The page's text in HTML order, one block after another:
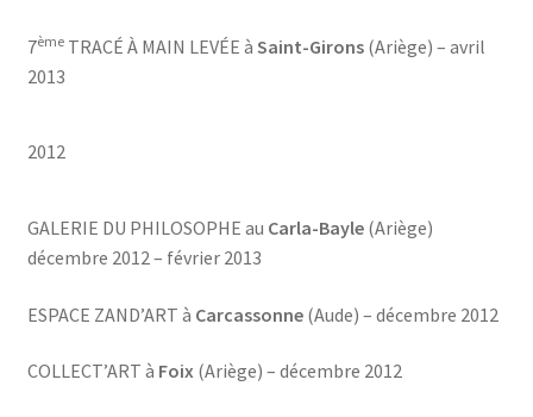
7èmeTRACÉ À MAIN LEVÉE à Saint-Girons(Ariège) – avril
2013
2012
GALERIE DU PHILOSOPHE au Carla-Bayle (Ariège)
décembre 2012 – février 2013
ESPACE ZAND’ART à Carcassonne(Aude) – décembre 2012
COLLECT’ART à Foix(Ariège) – décembre 2012